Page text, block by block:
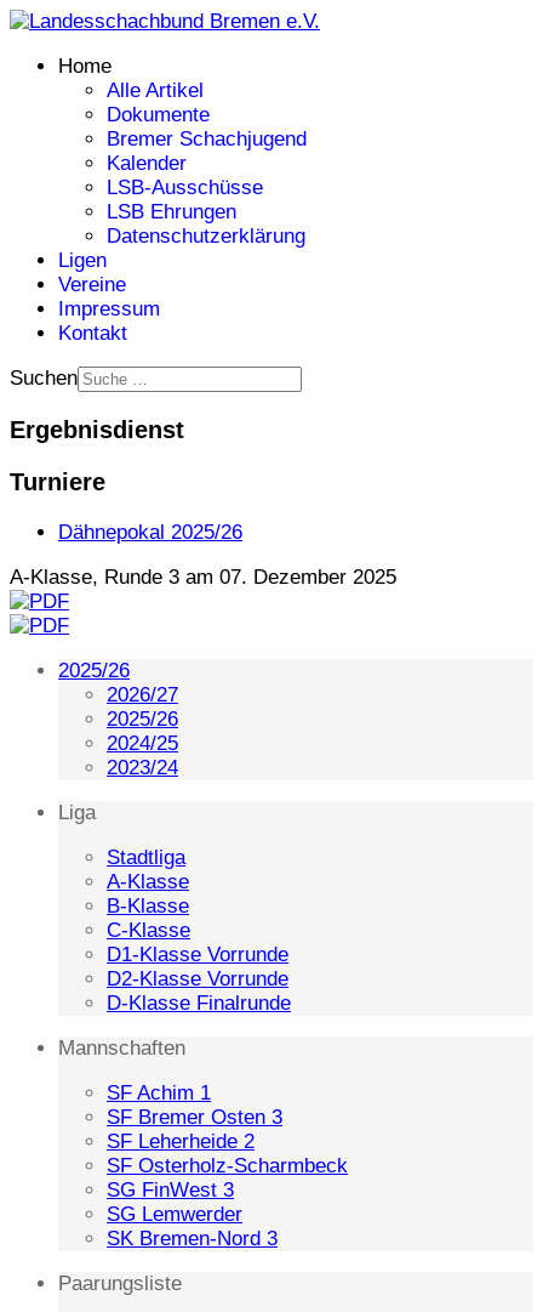
Home
Alle Artikel
Dokumente
Bremer Schachjugend
Kalender
LSB-Ausschüsse
LSB Ehrungen
Datenschutzerklärung
Ligen
Vereine
Impressum
Kontakt
Suchen
Ergebnisdienst
Turniere
Dähnepokal 2025/26
A-Klasse, Runde 3 am 07. Dezember 2025
2025/26
2026/27
2025/26
2024/25
2023/24
Liga
Stadtliga
A-Klasse
B-Klasse
C-Klasse
D1-Klasse Vorrunde
D2-Klasse Vorrunde
D-Klasse Finalrunde
Mannschaften
SF Achim 1
SF Bremer Osten 3
SF Leherheide 2
SF Osterholz-Scharmbeck
SG FinWest 3
SG Lemwerder
SK Bremen-Nord 3
Paarungsliste